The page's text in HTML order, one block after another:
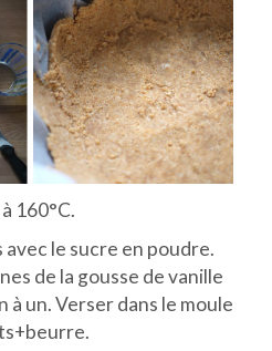
160°C.
le sucre en poudre.
de la gousse de vanille
un. Verser dans le moule